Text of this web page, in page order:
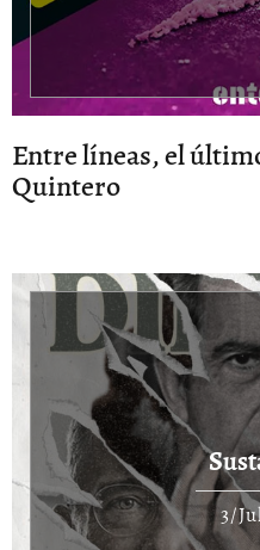
Entre líneas, el
Quintero
3/